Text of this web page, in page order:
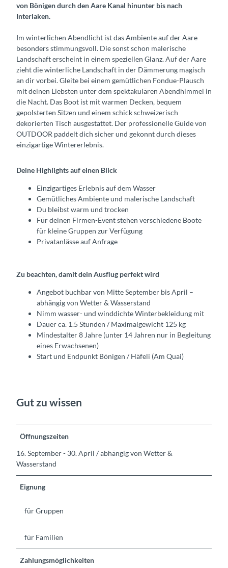
von Bönigen durch den Aare Kanal hinunter bis nach
Interlaken.
Im winterlichen Abendlicht ist das Ambiente auf der Aare
besonders stimmungsvoll. Die sonst schon malerische
Landschaft erscheint in einem speziellen Glanz. Auf der Aare
zieht die winterliche Landschaft in der Dämmerung magisch
an dir vorbei. Gleite bei einem gemütlichen Fondue-Plausch
mit deinen Liebsten unter dem spektakulären Abendhimmel in
die Nacht. Das Boot ist mit warmen Decken, bequem
gepolsterten Sitzen und einem schick schweizerisch
dekorierten Tisch ausgestattet. Der professionelle Guide von
OUTDOOR paddelt dich sicher und gekonnt durch dieses
einzigartige Wintererlebnis.
Deine Highlights auf einen Blick
Einzigartiges Erlebnis auf dem Wasser
Gemütliches Ambiente und malerische Landschaft
Du bleibst warm und trocken
Für deinen Firmen-Event stehen verschiedene Boote
für kleine Gruppen zur Verfügung
Privatanlässe auf Anfrage
Zu beachten, damit dein Ausflug perfekt wird
Angebot buchbar von Mitte September bis April –
abhängig von Wetter & Wasserstand
Nimm wasser- und winddichte Winterbekleidung mit
Dauer ca. 1.5 Stunden / Maximalgewicht 125 kg
Mindestalter 8 Jahre (unter 14 Jahren nur in Begleitung
eines Erwachsenen)
Start und Endpunkt Bönigen / Häfeli (Am Quai)
Gut zu wissen
Öffnungszeiten
16. September - 30. April / abhängig von Wetter &
Wasserstand
Eignung
für Gruppen
für Familien
Zahlungsmöglichkeiten